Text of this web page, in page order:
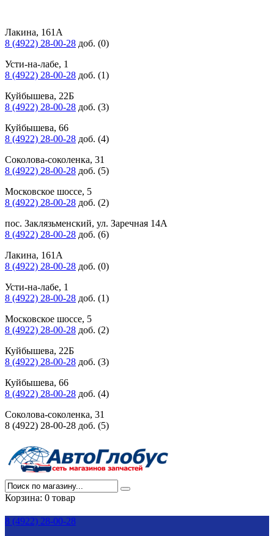
Лакина, 161А
8 (4922) 28-00-28 доб. (0)
Усти-на-лабе, 1
8 (4922) 28-00-28 доб. (1)
Куйбышева, 22Б
8 (4922) 28-00-28 доб. (3)
Куйбышева, 66
8 (4922) 28-00-28 доб. (4)
Соколова-соколенка, 31
8 (4922) 28-00-28 доб. (5)
Московское шоссе, 5
8 (4922) 28-00-28 доб. (2)
пос. Заклязьменский, ул. Заречная 14А
8 (4922) 28-00-28 доб. (6)
Лакина, 161А
8 (4922) 28-00-28 доб. (0)
Усти-на-лабе, 1
8 (4922) 28-00-28 доб. (1)
Московское шоссе, 5
8 (4922) 28-00-28 доб. (2)
Куйбышева, 22Б
8 (4922) 28-00-28 доб. (3)
Куйбышева, 66
8 (4922) 28-00-28 доб. (4)
Соколова-соколенка, 31
8 (4922) 28-00-28 доб. (5)
Корзина: 0 товар
8 (4922) 28-00-28